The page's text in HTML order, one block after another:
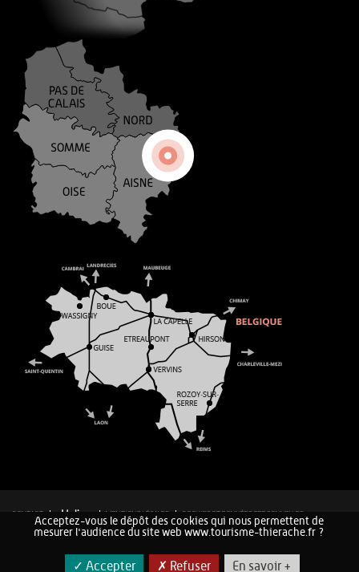
CONTACT MENTIONS LÉGALES
COOKIES ET DONNÉES PERSONNELLES
PLAN DU SITE
Acceptez-vous le dépôt des cookies qui nous permettent de
mesurer l'audience du site web www.tourisme-thierache.fr ?
✓ Accepter ✗ Refuser En savoir +